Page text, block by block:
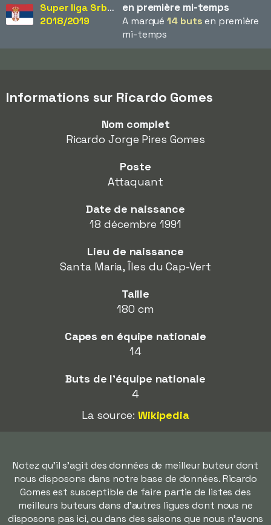
Super liga Srbije
2018/2019
en première mi-temps
A marqué14 butsen première
mi-temps
Informations sur Ricardo Gomes
Nom complet
Ricardo Jorge Pires Gomes
Poste
Attaquant
Date de naissance
18 décembre 1991
Lieu de naissance
Santa Maria, Îles du Cap-Vert
Taille
180 cm
Capes en équipe nationale
14
Buts de l'équipe nationale
4
La source: Wikipedia
Notez qu'il s'agit des données de meilleur buteur dont
nous disposons dans notre base de données. Ricardo
Gomes est susceptible de faire partie de listes des
meilleurs buteurs dans d'autres ligues dont nous ne
disposons pas ici, ou dans des saisons que nous n'avons